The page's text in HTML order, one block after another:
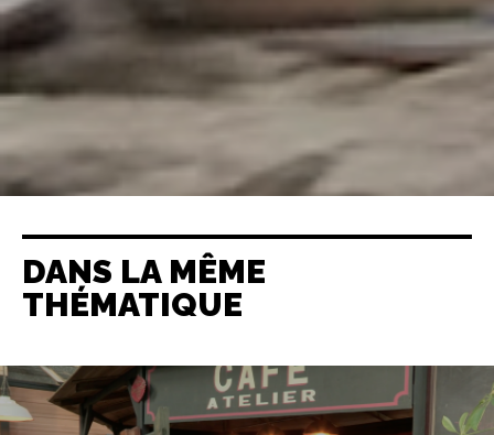
DANS LA MÊME
THÉMATIQUE